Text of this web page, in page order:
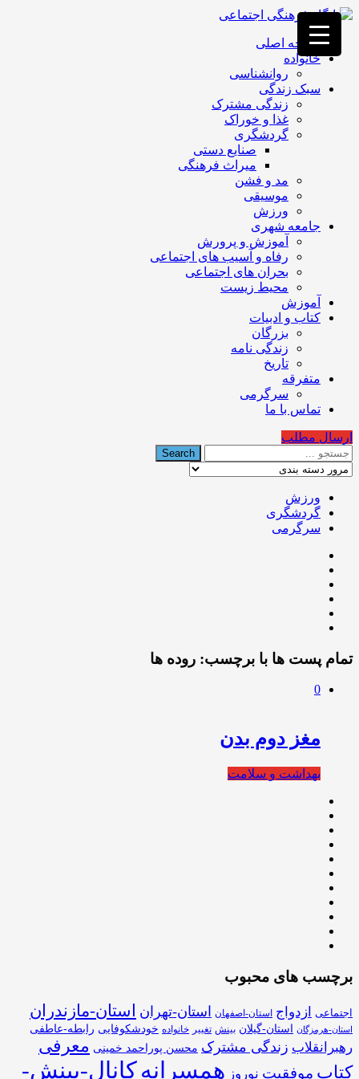
فصد
خون
غرب
تهران
خشکشویی
تصفیه
تهران
صفحه اصلی
خانواده
روانشناسی
سبک زندگی
زندگی مشترک
غذا و خوراک
گردشگری
صنایع دستی
میراث فرهنگی
مد و فشن
موسیقی
ورزش
جامعه شهری
آموزش و پرورش
رفاه و آسیب های اجتماعی
بحران های اجتماعی
محیط زیست
آموزش
کتاب و ادبیات
بزرگان
زندگی نامه
تاریخ
متفرقه
سرگرمی
تماس با ما
ارسال مطلب
ورزش
گردشگری
سرگرمی
تمام پست ها با برچسب: روده ها
0
مغز دوم بدن
بهداشت و سلامت
برچسب های محبوب
اجتماعی ازدواج استان-اصفهان استان-تهران استان-مازندران
استان-هرمزگان استان-گیلان بینش تغییر خانواده خودشکوفایی رابطه-عاطفی
رهبرانقلاب زندگی مشترک محسن پوراحمد خمینی معرفی
کتاب موفقیت نوروز همسرانهکانال-بینش-